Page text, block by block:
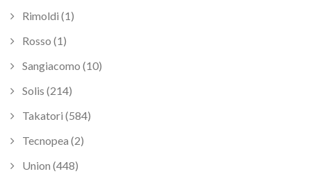
Rimoldi (1)
Rosso (1)
Sangiacomo (10)
Solis (214)
Takatori (584)
Tecnopea (2)
Union (448)